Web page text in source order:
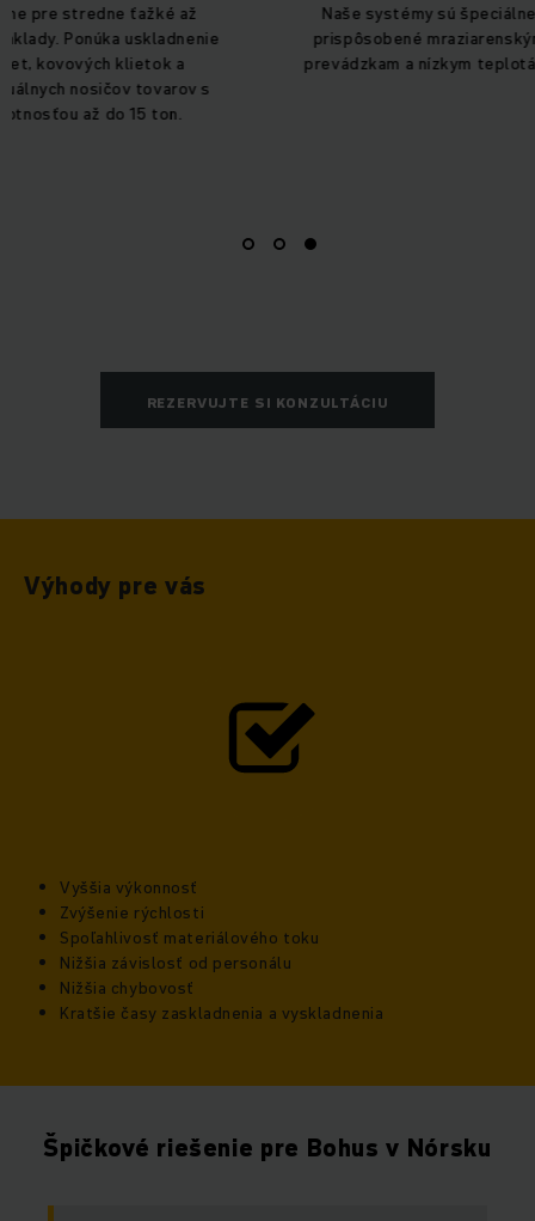
stredne ťažké až
Ponúka uskladnenie
klietok a
nosičov tovarov s
až do 15 ton.
Naše systémy sú špeciálne
prispôsobené mraziarenským
prevádzkam a nízkym teplotám.
REZERVUJTE SI KONZULTÁCIU
Výhody pre vás
Vyššia výkonnosť
Zvýšenie rýchlosti
Spoľahlivosť materiálového toku
Nižšia závislosť od personálu
Nižšia chybovosť
Kratšie časy zaskladnenia a vyskladnenia
Špičkové riešenie pre Bohus v Nórsku